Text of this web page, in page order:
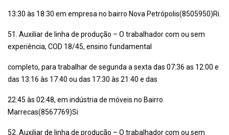
13:30 às 18:30 em empresa no bairro Nova Petrópolis(8505950)Ri.
51. Auxiliar de linha de produção – O trabalhador com ou sem
experiência, COD 18/45, ensino fundamental
completo, para trabalhar de segunda a sexta das 07:36 as 12:00 e
das 13:16 às 17:40 ou das 17:30 às 21:40 e das
22:45 às 02:48, em indústria de móveis no Bairro
Marrecas(8567769)Si
52. Auxiliar de linha de produção – O trabalhador com ou sem